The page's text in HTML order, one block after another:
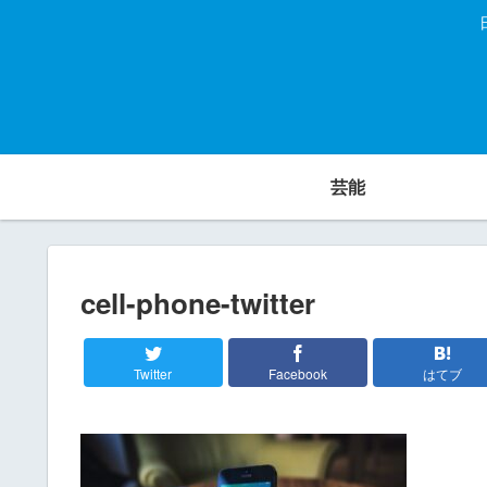
芸能
cell-phone-twitter
Twitter Facebook はてブ